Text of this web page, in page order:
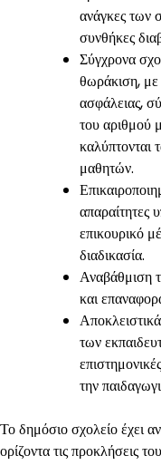
ανάγκες των
συνθήκες
Σύγχρονα
θωράκιση, με
ασφάλειας,
του αριθμού
καλύπτονται
μαθητών.
απαραίτητες
επικουρικό
διαδικασία.
Αναβάθμιση
και
των
την
Το δημόσιο σχολείο έχει
ορίζοντα τις προκλήσεις